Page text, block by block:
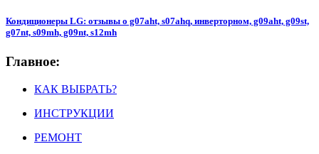
Кондиционеры LG: отзывы о g07aht, s07ahq, инверторном, g09aht, g09st,
g07nt, s09mh, g09nt, s12mh
Главное:
КАК ВЫБРАТЬ?
ИНСТРУКЦИИ
РЕМОНТ